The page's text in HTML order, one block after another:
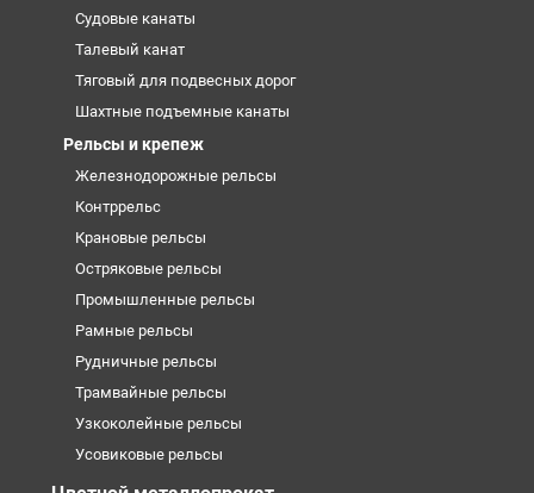
Судовые канаты
Талевый канат
Тяговый для подвесных дорог
Шахтные подъемные канаты
Рельсы и крепеж
Железнодорожные рельсы
Контррельс
Крановые рельсы
Остряковые рельсы
Промышленные рельсы
Рамные рельсы
Рудничные рельсы
Трамвайные рельсы
Узкоколейные рельсы
Усовиковые рельсы